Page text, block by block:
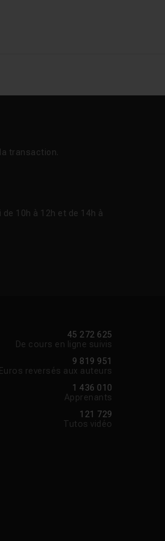
transaction.
10h à 12h et de 14h à
45 272 625
De cours en ligne suivis
9 819 951
Euros reversés aux auteurs
1 436 010
Apprenants
121 729
Tutos vidéo